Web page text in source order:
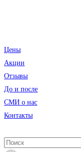
Цены
Акции
Отзывы
До и после
CМИ о нас
Контакты